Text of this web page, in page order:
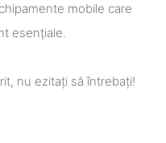
mobile care
esențiale.
nu ezitați să întrebați!